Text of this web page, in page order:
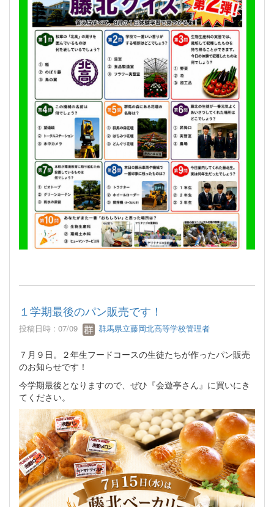
１学期最後のパン販売です！
投稿日時 : 07/09 群馬県立藤岡北高等学校管理者
７月９日。２年生フードコースの生徒たちが作ったパン販売
のお知らせです！
今学期最後となりますので、ぜひ『会遊亭さん』に買いにき
てください。